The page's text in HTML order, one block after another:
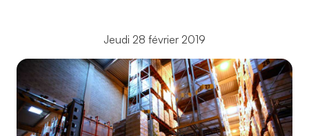
Jeudi 28 février 2019